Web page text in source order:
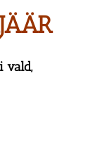
vald,